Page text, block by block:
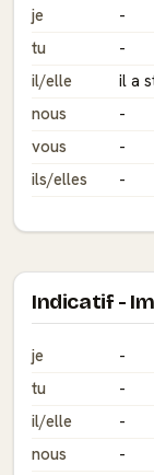
je
-
tu
-
il/elle
il a
nous
-
vous
-
ils/elles
-
Indicatif -
je
-
tu
-
il/elle
-
nous
-